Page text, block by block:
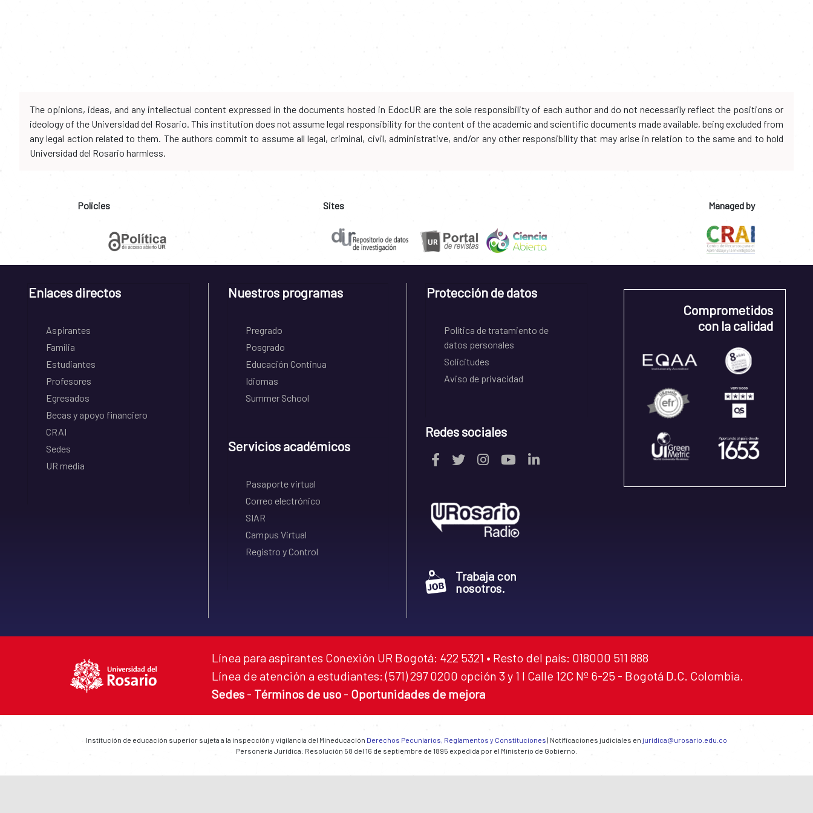
The opinions, ideas, and any intellectual content expressed in the documents hosted in EdocUR are the sole responsibility of each author and do not necessarily reflect the positions or
ideology of the Universidad del Rosario. This institution does not assume legal responsibility for the content of the academic and scientific documents made available, being excluded from
any legal action related to them. The authors commit to assume all legal, criminal, civil, administrative, and/or any other responsibility that may arise in relation to the same and to hold
Universidad del Rosario harmless.
Policies Sites Managed by
Enlaces directos
Aspirantes
Familia
Estudiantes
Profesores
Egresados
Becas y apoyo financiero
CRAI
Sedes
UR media
Nuestros programas
Pregrado
Posgrado
Educación Continua
Idiomas
Summer School
Servicios académicos
Pasaporte virtual
Correo electrónico
SIAR
Campus Virtual
Registro y Control
Protección de datos
Política de tratamiento de
datos personales
Solicitudes
Aviso de privacidad
Redes sociales
Trabaja con
nosotros.
Comprometidos
con la calidad
Línea para aspirantes Conexión UR Bogotá: 422 5321 • Resto del país: 018000 511 888
Línea de atención a estudiantes: (571) 297 0200 opción 3 y 1 I Calle 12C Nº 6-25 - Bogotá D.C. Colombia.
Sedes - Términos de uso - Oportunidades de mejora
Institución de educación superior sujeta a la inspección y vigilancia del Mineducación Derechos Pecuniarios, Reglamentos y Constituciones | Notificaciones judiciales en juridica@urosario.edu.co
Personería Jurídica: Resolución 58 del 16 de septiembre de 1895 expedida por el Ministerio de Gobierno.